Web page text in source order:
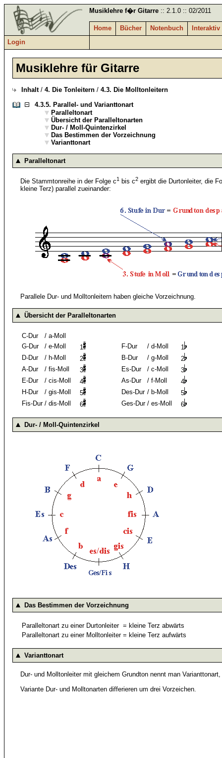
Musiklehre f�r Gitarre :: 2.1.0 :: 02/2011
Home Bücher Notenbuch
Interaktiv
Login
Musiklehre für Gitarre
Inhalt/4. Die Tonleitern /4.3. Die Molltonleitern
4.3.5. Parallel- und Varianttonart
Paralleltonart
Übersicht der Paralleltonarten
Dur- / Moll-Quintenzirkel
Das Bestimmen der Vorzeichnung
Varianttonart
Paralleltonart
Die Stammtonreihe in der Folge c1 bis c2 ergibt die Durtonleiter, die
kleine Terz) parallel zueinander:
Parallele Dur- und Molltonleitern haben gleiche Vorzeichnung.
Übersicht der Paralleltonarten
C-Dur / a-Moll
G-Dur
/ e-Moll 1 F-Dur / d-Moll
1
D-Dur
/ h-Moll 2 B-Dur / g-Moll
2
A-Dur
/ fis-Moll 3 Es-Dur / c-Moll
3
E-Dur
/ cis-Moll 4 As-Dur / f-Moll
4
H-Dur
/ gis-Moll 5 Des-Dur / b-Moll
5
Fis-Dur / dis-Moll 6 Ges-Dur / es-Moll 6
Dur- / Moll-Quintenzirkel
Das Bestimmen der Vorzeichnung
Paralleltonart zu einer Durtonleiter = kleine Terz abwärts
Paralleltonart zu einer Molltonleiter = kleine Terz aufwärts
Varianttonart
Dur- und Molltonleiter mit gleichem Grundton nennt man
Variante Dur- und Molltonarten differieren um drei Vorzeichen.